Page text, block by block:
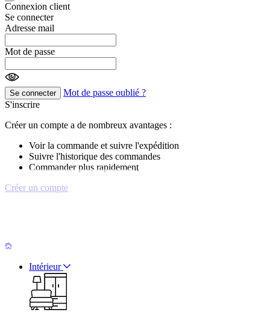
Connexion client
Se connecter
Adresse mail
Mot de passe
Se connecter
Mot de passe oublié ?
S'inscrire
Créer un compte a de nombreux avantages :
Voir la commande et suivre l'expédition
Suivre l'historique des commandes
Commander plus rapidement
Créer un compte
Intérieur